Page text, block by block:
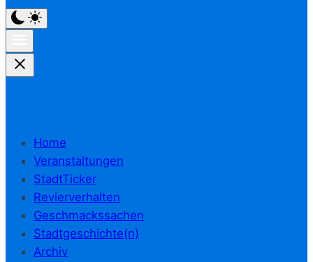
Home
Veranstaltungen
StadtTicker
Revierverhalten
Geschmackssachen
Stadtgeschichte(n)
Archiv